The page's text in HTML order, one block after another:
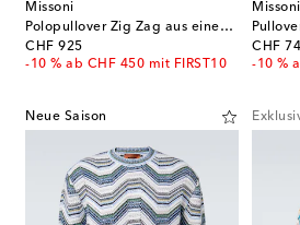
Missoni
Polopullover Zig Zag aus einem Wollgemisch
CHF 925
original price
-10 % ab CHF 450 mit FIRST10
Missoni
CHF
original
-10 %
Neue Saison